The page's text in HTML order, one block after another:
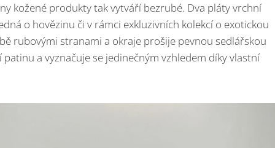
kožené produkty tak vytváří bezrubé. Dva pláty vrchní
o hovězinu či v rámci exkluzivních kolekcí o exotickou
rubovými stranami a okraje prošije pevnou sedlářskou
a vyznačuje se jedinečným vzhledem díky vlastní